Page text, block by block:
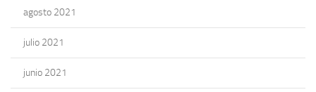
agosto 2021
julio 2021
junio 2021